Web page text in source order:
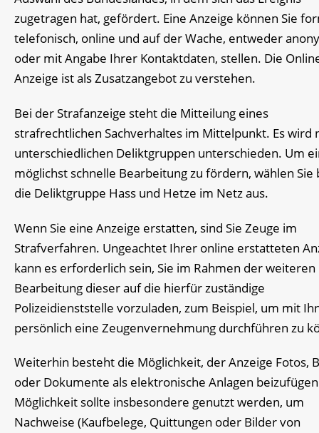
zugetragen hat, gefördert. Eine Anzeige können Sie
telefonisch, online und auf der Wache, entweder
oder mit Angabe Ihrer Kontaktdaten, stellen. Die
Anzeige ist als Zusatzangebot zu verstehen.
Bei der Strafanzeige steht die Mitteilung eines
strafrechtlichen Sachverhaltes im Mittelpunkt. Es wird
unterschiedlichen Deliktgruppen unterschieden. Um
möglichst schnelle Bearbeitung zu fördern, wählen Sie
die Deliktgruppe Hass und Hetze im Netz aus.
Wenn Sie eine Anzeige erstatten, sind Sie Zeuge im
Strafverfahren. Ungeachtet Ihrer online erstatteten
kann es erforderlich sein, Sie im Rahmen der weiteren
Bearbeitung dieser auf die hierfür zuständige
Polizeidienststelle vorzuladen, zum Beispiel, um mit
persönlich eine Zeugenvernehmung durchführen zu
Weiterhin besteht die Möglichkeit, der Anzeige Fotos,
oder Dokumente als elektronische Anlagen
Möglichkeit sollte insbesondere genutzt werden, um
Nachweise (Kaufbelege, Quittungen oder Bilder von